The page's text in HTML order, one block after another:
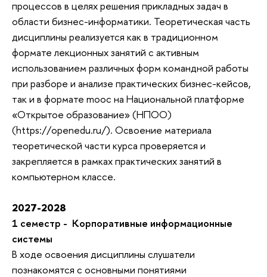
процессов в целях решения прикладных задач в
области бизнес-информатики. Теоретическая часть
дисциплины реализуется как в традиционном
формате лекционных занятий с активным
использованием различных форм командной работы
при разборе и анализе практических бизнес-кейсов,
так и в формате mooc на Национальной платформе
«Открытое образование» (НПОО)
(https://openedu.ru/). Освоение материала
теоретической части курса проверяется и
закрепляется в рамках практических занятий в
компьютерном классе.
2027-2028
1 семестр - Корпоративные информационные
системы
В ходе освоения дисциплины слушатели
познакомятся с основными понятиями